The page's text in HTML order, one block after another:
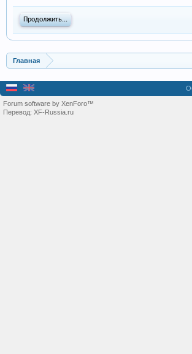
Продолжить...
Главная
Forum software by XenForo™
Перевод: XF-Russia.ru